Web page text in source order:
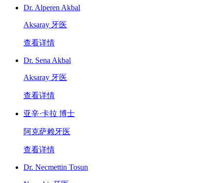
Dr. Alperen Akbal
Aksaray 牙医
查看详情
Dr. Sena Akbal
Aksaray 牙医
查看详情
亚辛·卡拉 博士
阿克萨赖牙医
查看详情
Dr. Necmettin Tosun